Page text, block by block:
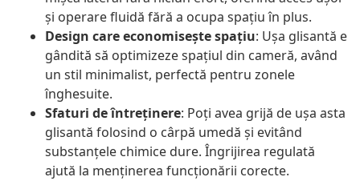
și operare fluidă fără a ocupa spațiu în plus.
Design care economisește spațiu: Ușa glisantă e
gândită să optimizeze spațiul din cameră, având
un stil minimalist, perfectă pentru zonele
înghesuite.
Sfaturi de întreținere: Poți avea grijă de ușa asta
glisantă folosind o cârpă umedă și evitând
substanțele chimice dure. Îngrijirea regulată
ajută la menținerea funcționării corecte.